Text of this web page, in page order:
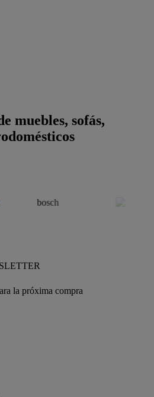
muebles, sofás,
la próxima compra